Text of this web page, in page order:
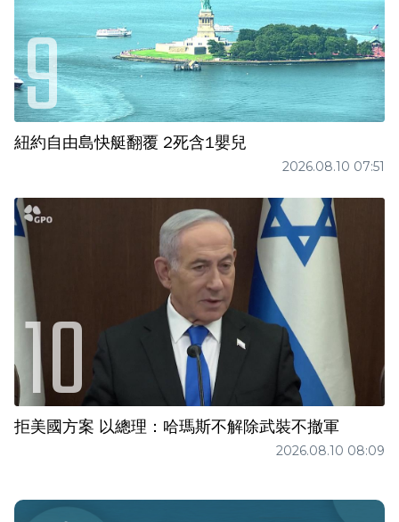
紐約自由島快艇翻覆 2死含1嬰兒
2026.08.10 07:51
拒美國方案 以總理：哈瑪斯不解除武裝不撤軍
2026.08.10 08:09